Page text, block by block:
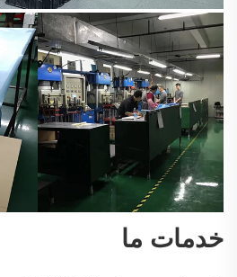
خدمات ما